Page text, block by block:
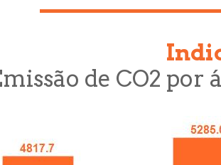
de CO2